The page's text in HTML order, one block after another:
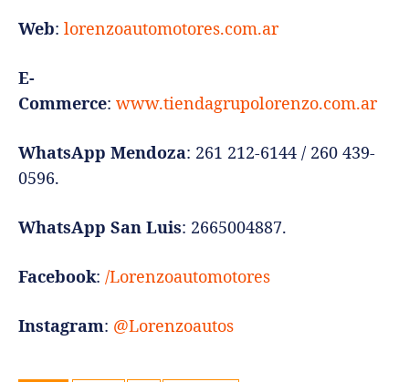
Web: lorenzoautomotores.com.ar
E-
Commerce: www.tiendagrupolorenzo.com.ar
WhatsApp Mendoza: 261 212-6144 / 260 439-
0596.
WhatsApp San Luis: 2665004887.
Facebook: /Lorenzoautomotores
Instagram: @Lorenzoautos